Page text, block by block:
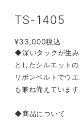
TS-1405
¥33,000税込
◆深いタックが生み
としたシルエットの
リボンベルトでウ
も兼ね備えています
◆商品について